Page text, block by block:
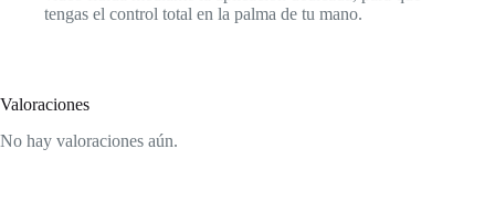
tengas el control total en la palma de tu mano.
Valoraciones
No hay valoraciones aún.